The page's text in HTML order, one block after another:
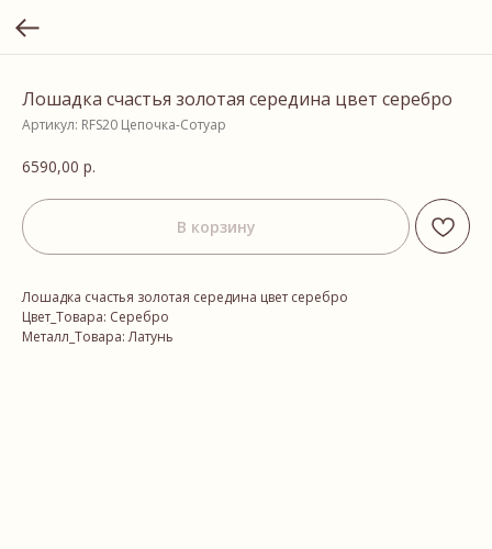
Лошадка счастья золотая середина цвет серебро
Артикул: RFS20 Цепочка-Сотуар
6590,00 р.
В корзину
Лошадка счастья золотая середина цвет серебро
Цвет_Товара: Серебро
Металл_Товара: Латунь